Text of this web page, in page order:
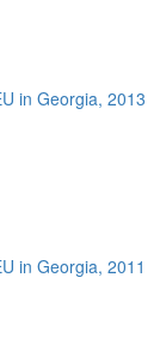
in Georgia, 2013
in Georgia, 2011